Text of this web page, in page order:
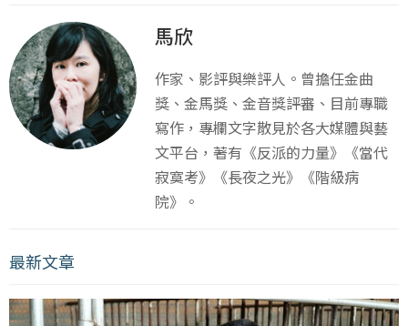
馬欣
作家、影評與樂評人。曾擔任金曲
獎、金馬獎、金音獎評審、目前專職
寫作，專欄文字散見於各大媒體與藝
文平台，著有《反派的力量》《當代
寂寞考》《長夜之光》《階級病
院》。
最新文章